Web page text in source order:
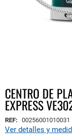
Saltar
al
comienzo
de
la
CENTRO DE
EXPRESS
Ver detalles y
REF: 00256001010031